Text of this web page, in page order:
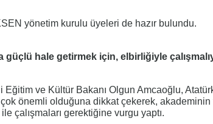
yönetim kurulu üyeleri de hazır bulundu.
güçlü hale getirmek için, elbirliğiyle
Eğitim ve Kültür Bakanı Olgun Amcaoğlu,
önemli olduğuna dikkat çekerek, akademinin
çalışmaları gerektiğine vurgu yaptı.